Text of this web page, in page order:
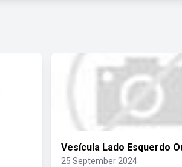
Vesícula Lado Esquerdo
25 September 2024